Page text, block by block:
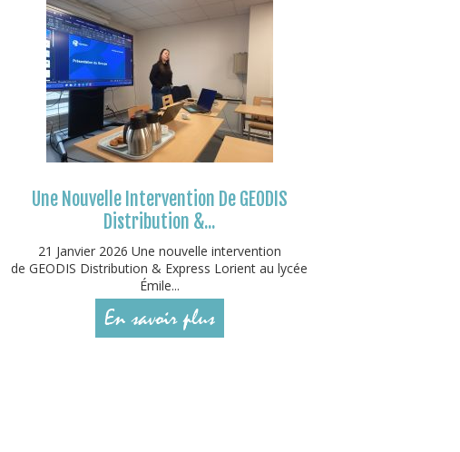
Une Nouvelle Intervention De GEODIS
Distribution &...
21 Janvier 2026 Une nouvelle intervention
de GEODIS Distribution & Express Lorient au lycée
Émile...
En savoir plus